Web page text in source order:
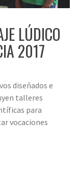
LÚDICO
2017
diseñados e
talleres
para
vocaciones